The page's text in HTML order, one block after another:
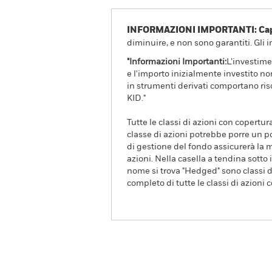
INFORMAZIONI IMPORTANTI:
diminuire, e non sono garantiti. Gli
"Informazioni Importanti:
e l'importo inizialmente investito
in strumenti derivati comportano
KID."
Tutte le classi di azioni con
classe di azioni potrebbe porre un
di gestione del fondo assicurerà la
azioni. Nella casella a tendina
nome si trova "Hedged" sono
completo di tutte le classi di azioni